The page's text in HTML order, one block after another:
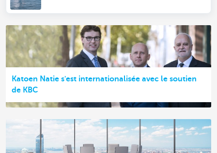
Katoen Natie s'est internationalisée avec le soutien
de KBC